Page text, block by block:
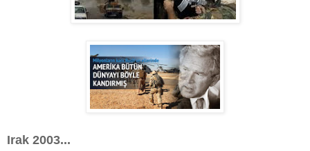
Irak 2003...